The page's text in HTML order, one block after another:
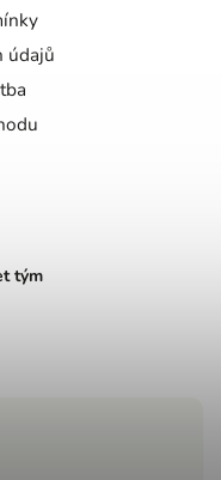
údajů
tým